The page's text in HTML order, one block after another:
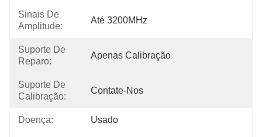
Sinais De
Amplitude:
Até 3200MHz
Suporte De
Reparo:
Apenas Calibração
Suporte De
Calibração:
Contate-Nos
Doença: Usado